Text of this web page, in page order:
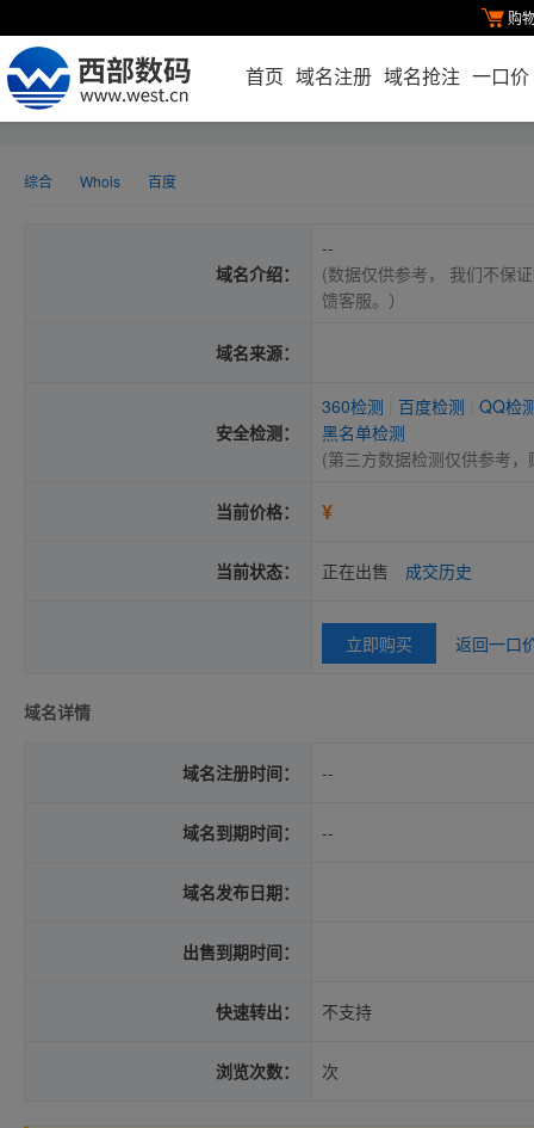
购
首页 域名注册 域名抢注 一口价
综合 Whois 百度
域名介绍：
--
(数据仅供参考， 我们不保
馈客服。）
域名来源：
安全检测：
360检测 百度检测
QQ检
黑名单检测
(第三方数据检测仅供参考
当前价格： ¥
当前状态： 正在出售 成交历史
立即购买 返回一口
域名详情
域名注册时间： --
域名到期时间： --
域名发布日期：
出售到期时间：
快速转出： 不支持
浏览次数： 次